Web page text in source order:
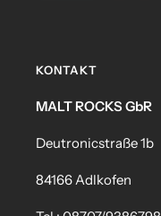
KONTAKT
MALT ROCKS GbR
Deutronicstraße 1b
84166 Adlkofen